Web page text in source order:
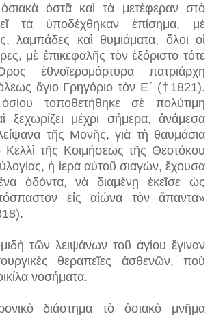
ὀστᾶ καὶ τὰ μετέφεραν στὸ
τὰ ὑποδέχθηκαν ἐπίσημα, μὲ
λαμπάδες καὶ θυμιάματα, ὅλοι οἱ
μὲ ἐπικεφαλῆς τὸν ἐξόριστο τότε
ἐθνοϊερομάρτυρα πατριάρχη
ἅγιο Γρηγόριο τὸν Ε´ (†1821).
τοποθετήθηκε σὲ πολύτιμη
ξεχωρίζει μέχρι σήμερα, ἀνάμεσα
τῆς Μονῆς, γιὰ τὴ θαυμάσια
Κελλὶ τῆς Κοιμήσεως τῆς Θεοτόκου
ἡ ἱερὰ αὐτοῦ σιαγών, ἔχουσα
ὀδόντα, νὰ διαμὲνῃ ἐκεῖσε ὡς
εἰς αἰώνα τὸν ἅπαντα»
τῶν λειψάνων τοῦ ἁγίου ἔγιναν
θεραπεῖες ἀσθενῶν, ποὺ
νοσήματα.
διάστημα τὸ ὁσιακὸ μνῆμα